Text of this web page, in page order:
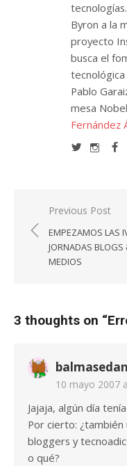
Byron a la
proyecto
busca el
Pablo
mesa
Fernández
Navegación
de
entradas
Previous Post
EMPEZAMOS LAS
JORNADAS BLOGS
MEDIOS
3 thoughts on “
10 mayo 2007
Jajaja, algún día
Por cierto:
bloggers y
o qué?